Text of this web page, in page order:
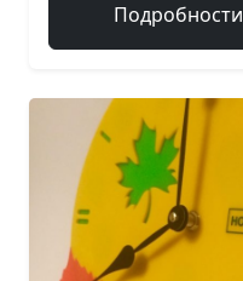
Подробности